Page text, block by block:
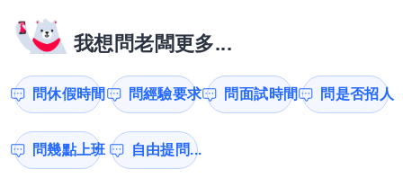
我想問老闆更多...
問休假時間 問經驗要求 問面試時間 問是否招人
問幾點上班 自由提問...